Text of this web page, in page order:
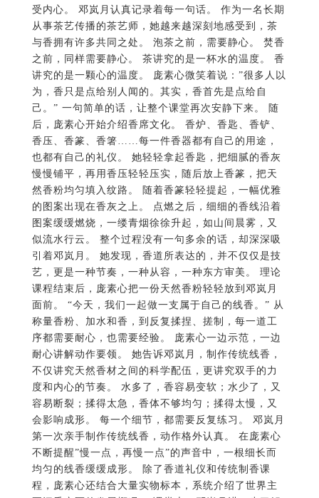
受内心。 邓岚月认真记录着每一句话。 作为一名长期
从事茶艺传播的茶艺师，她越来越深刻地感受到，茶
与香拥有许多共同之处。 泡茶之前，需要静心。 焚香
之前，同样需要静心。 茶讲究的是一杯水的温度。 香
讲究的是一颗心的温度。 庞素心微笑着说：”很多人以
为，香只是点给别人闻的。其实，香首先是点给自
己。” 一句简单的话，让整个课堂再次安静下来。 随
后，庞素心开始介绍香席文化。 香炉、香匙、香铲、
香压、香篆、香箸……每一件香器都有自己的用途，
也都有自己的礼仪。 她轻轻拿起香匙，把细腻的香灰
慢慢铺平，再用香压轻轻压实，随后放上香篆，把天
然香粉均匀填入纹路。 随着香篆轻轻提起，一幅优雅
的图案出现在香灰之上。 点燃之后，细细的香线沿着
图案缓缓燃烧，一缕青烟徐徐升起，如山间晨雾，又
似流水行云。 整个过程没有一句多余的话，却深深吸
引着邓岚月。 她发现，香道所表达的，并不仅仅是技
艺，更是一种节奏，一种从容，一种东方审美。 理论
课程结束后，庞素心把一份天然香粉轻轻放到邓岚月
面前。 “今天，我们一起做一支属于自己的线香。” 从
称量香粉、加水和香，到反复揉捏、搓制，每一道工
序都需要耐心，也需要经验。 庞素心一边示范，一边
耐心讲解动作要领。 她告诉邓岚月，制作传统线香，
不仅讲究天然香材之间的科学配伍，更讲究双手的力
度和内心的节奏。 水多了，香容易变软；水少了，又
容易断裂；揉得太急，香体不够均匀；揉得太慢，又
会影响成形。 每一个细节，都需要反复练习。 邓岚月
第一次亲手制作传统线香，动作格外认真。 在庞素心
不断提醒”慢一点，再慢一点”的声音中，一根细长而
均匀的线香缓缓成形。 除了香道礼仪和传统制香课
程，庞素心还结合大量实物标本，系统介绍了世界主